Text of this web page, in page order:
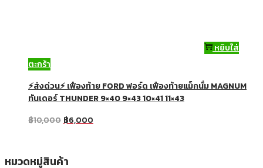
หยิบใส่
ตะกร้า
⚡ส่งด่วน⚡ เฟืองท้าย FORD ฟอร์ด เฟืองท้ายแม็กนั่ม MAGNUM
ทันเดอร์ THUNDER 9×40 9×43 10×41 11×43
฿10,000฿6,000
หมวดหมู่สินค้า